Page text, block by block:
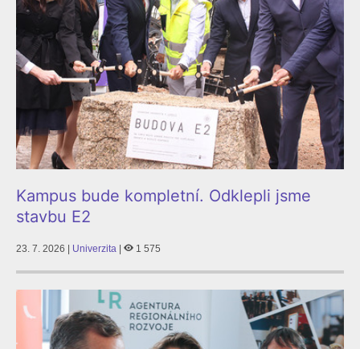
Kampus bude kompletní. Odklepli jsme
stavbu E2
23. 7. 2026 | Univerzita 1 575